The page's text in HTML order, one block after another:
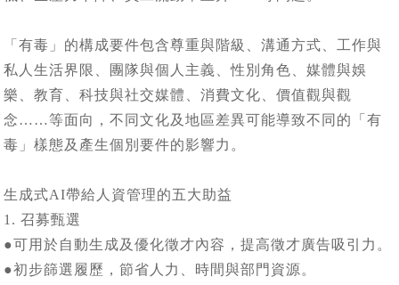
「有毒」的構成要件包含尊重與階級、溝通方式、工作與
私人生活界限、團隊與個人主義、性別角色、媒體與娛
樂、教育、科技與社交媒體、消費文化、價值觀與觀
念……等面向，不同文化及地區差異可能導致不同的「有
毒」樣態及產生個別要件的影響力。
生成式AI帶給人資管理的五大助益
1. 召募甄選
●可用於自動生成及優化徵才內容，提高徵才廣告吸引力。
●初步篩選履歷，節省人力、時間與部門資源。